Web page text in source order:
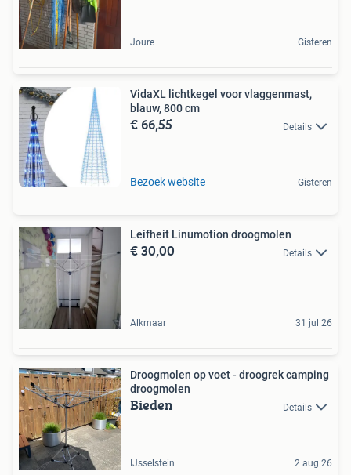
Joure Gisteren
VidaXL lichtkegel voor vlaggenmast,
blauw, 800 cm
€ 66,55 Details
Bezoek website Gisteren
Leifheit Linumotion droogmolen
€ 30,00 Details
Alkmaar 31 jul 26
Droogmolen op voet - droogrek camping
droogmolen
Bieden Details
IJsselstein 2 aug 26